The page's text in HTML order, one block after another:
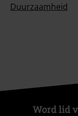
Duurzaamheid
Word lid